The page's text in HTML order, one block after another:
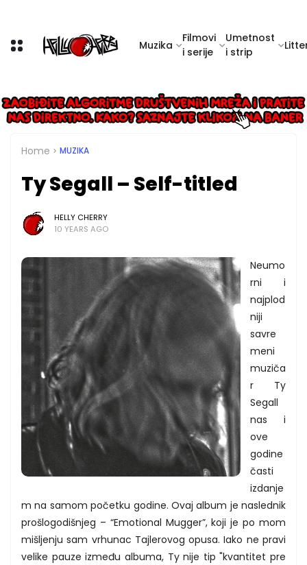
Muzika
Filmovi
i serije
Umetnost
i strip
Home MUZIKA
Ty Segall – Self-titled
HELLY CHERRY
10 YEARS AGO
Neumo
rni i
najplod
niji
savre
meni
muziča
r Ty
Segall
nas i
ove
godine
časti
izdanje
m na samom početku godine. Ovaj album je naslednik
prošlogodišnjeg – “Emotional Mugger”, koji je po mom
mišljenju sam vrhunac Tajlerovog opusa. Iako ne pravi
velike pauze između albuma, Ty nije tip "kvantitet pre